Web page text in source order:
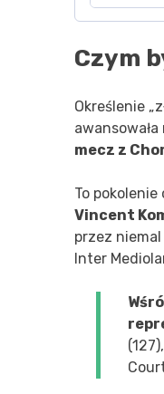
Czym
Określenie
mecz z
To pokolenie
Vincent
przez
Inter